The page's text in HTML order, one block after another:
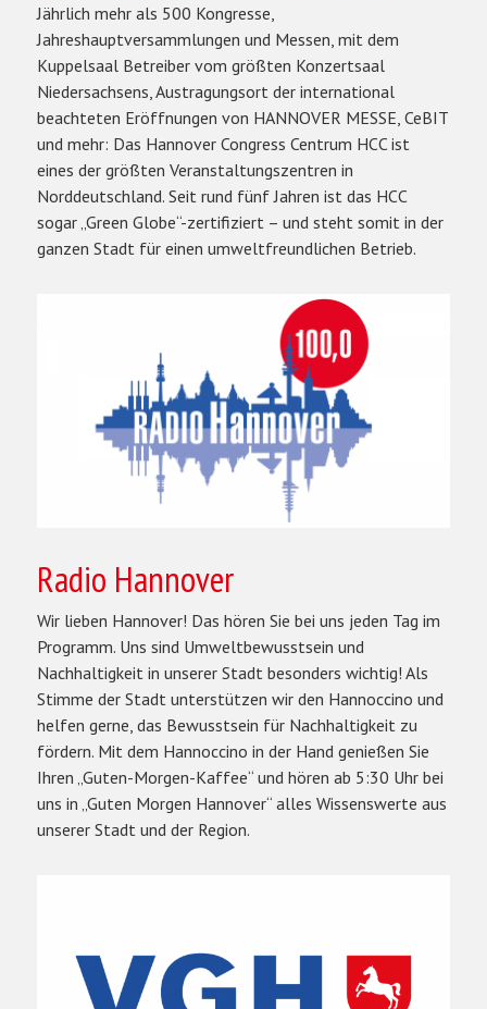
Jährlich mehr als 500 Kongresse,
Jahreshauptversammlungen und Messen, mit dem
Kuppelsaal Betreiber vom größten Konzertsaal
Niedersachsens, Austragungsort der international
beachteten Eröffnungen von HANNOVER MESSE, CeBIT
und mehr: Das Hannover Congress Centrum HCC ist
eines der größten Veranstaltungszentren in
Norddeutschland. Seit rund fünf Jahren ist das HCC
sogar „Green Globe“-zertifiziert – und steht somit in der
ganzen Stadt für einen umweltfreundlichen Betrieb.
Radio Hannover
Wir lieben Hannover! Das hören Sie bei uns jeden Tag im
Programm. Uns sind Umweltbewusstsein und
Nachhaltigkeit in unserer Stadt besonders wichtig! Als
Stimme der Stadt unterstützen wir den Hannoccino und
helfen gerne, das Bewusstsein für Nachhaltigkeit zu
fördern. Mit dem Hannoccino in der Hand genießen Sie
Ihren „Guten-Morgen-Kaffee“ und hören ab 5:30 Uhr bei
uns in „Guten Morgen Hannover“ alles Wissenswerte aus
unserer Stadt und der Region.